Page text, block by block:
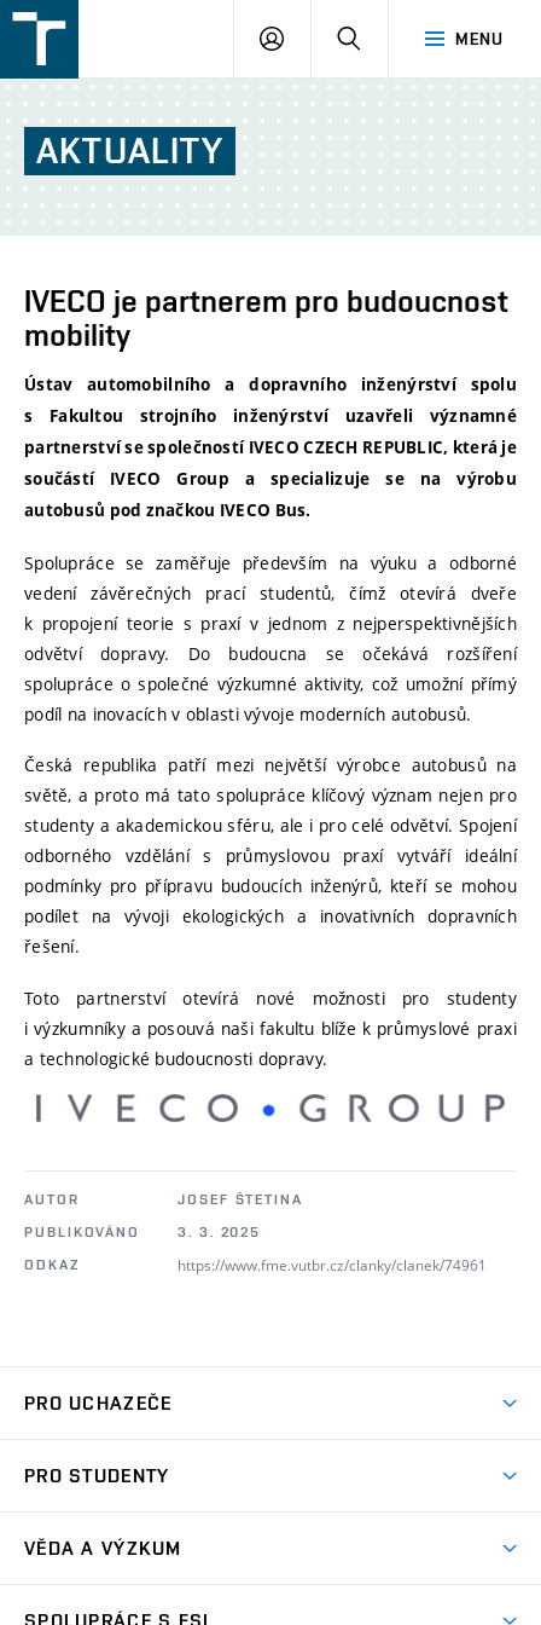
v
Brně
MENU
PŘIHLÁŠENÍ
AKTUALITY
IVECO je partnerem pro budoucnost
mobility
Ústav automobilního a dopravního inženýrství spolu
s Fakultou strojního inženýrství uzavřeli významné
partnerství se společností IVECO CZECH REPUBLIC, která je
součástí IVECO Group a specializuje se na výrobu
autobusů pod značkou IVECO Bus.
Spolupráce se zaměřuje především na výuku a odborné
vedení závěrečných prací studentů, čímž otevírá dveře
k propojení teorie s praxí v jednom z nejperspektivnějších
odvětví dopravy. Do budoucna se očekává rozšíření
spolupráce o společné výzkumné aktivity, což umožní přímý
podíl na inovacích v oblasti vývoje moderních autobusů.
Česká republika patří mezi největší výrobce autobusů na
světě, a proto má tato spolupráce klíčový význam nejen pro
studenty a akademickou sféru, ale i pro celé odvětví. Spojení
odborného vzdělání s průmyslovou praxí vytváří ideální
podmínky pro přípravu budoucích inženýrů, kteří se mohou
podílet na vývoji ekologických a inovativních dopravních
řešení.
Toto partnerství otevírá nové možnosti pro studenty
i výzkumníky a posouvá naši fakultu blíže k průmyslové praxi
a technologické budoucnosti dopravy.
AUTOR
JOSEF ŠTETINA
PUBLIKOVÁNO
3. 3. 2025
ODKAZ
https://www.fme.vutbr.cz/clanky/clanek/74961
PRO UCHAZEČE
Ambasadoři studia
PRO STUDENTY
Studijní předpisy
VĚDA A VÝZKUM